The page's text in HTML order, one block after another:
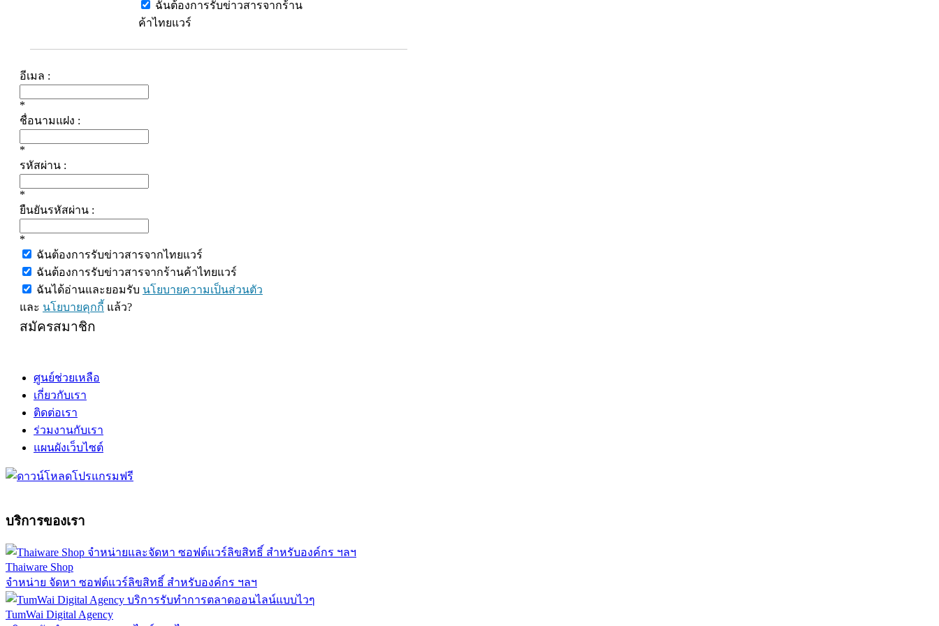
ฉันต้องการรับข่าวสารจากร้าน
ค้าไทยแวร์
อีเมล :
*
ชื่อนามแฝง :
*
รหัสผ่าน :
*
ยืนยันรหัสผ่าน :
*
ฉันต้องการรับข่าวสารจากไทยแวร์
ฉันต้องการรับข่าวสารจากร้านค้าไทยแวร์
ฉันได้อ่านและยอมรับ นโยบายความเป็นส่วนตัว
และ นโยบายคุกกี้ แล้ว?
สมัครสมาชิก
ศูนย์ช่วยเหลือ
เกี่ยวกับเรา
ติดต่อเรา
ร่วมงานกับเรา
แผนผังเว็บไซต์
บริการของเรา
Thaiware Shop
จำหน่าย จัดหา ซอฟต์แวร์ลิขสิทธิ์ สำหรับองค์กร ฯลฯ
TumWai Digital Agency